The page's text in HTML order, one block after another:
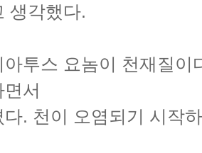
생각했다.
아투스 요놈이 천재질
서
다. 천이 오염되기 시작